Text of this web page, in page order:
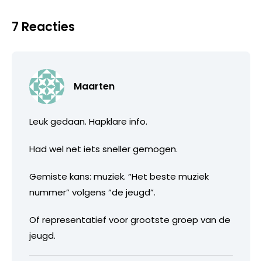
7 Reacties
Maarten
Leuk gedaan. Hapklare info.
Had wel net iets sneller gemogen.
Gemiste kans: muziek. “Het beste muziek
nummer” volgens “de jeugd”.
Of representatief voor grootste groep van de
jeugd.